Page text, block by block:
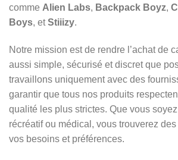
comme Alien Labs, Backpack Boyz,
Boys, etStiiizy.
Notre mission est de rendre l’achat de
aussi simple, sécurisé et discret que
travaillons uniquement avec des
garantir que tous nos produits
qualité les plus strictes. Que vous
récréatif ou médical, vous trouverez
vos besoins et préférences.